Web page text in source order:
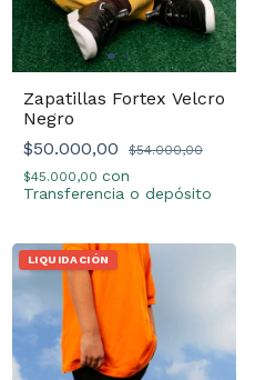
Zapatillas Fortex Velcro
Negro
$50.000,00
$54.000,00
$45.000,00 con
Transferencia o depósito
LIQUIDACIÓN